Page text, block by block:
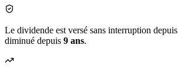
Le dividende est versé sans interruption depuis
diminué depuis 9 ans.